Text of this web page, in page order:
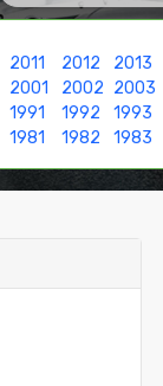
2011 2012 2013
2001 2002 2003
1991 1992 1993
1981 1982 1983